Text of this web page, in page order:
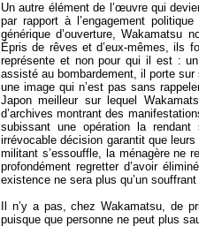
Un autre élément de l’œuvre qui
par rapport à l’engagement
générique d’ouverture, Wakamatsu
Épris de rêves et d’eux-mêmes, ils
représente et non pour qui il est :
assisté au bombardement, il porte sur
une image qui n’est pas sans
Japon meilleur sur lequel
d’archives montrant des
subissant une opération la
irrévocable décision garantit que
militant s’essouffle, la ménagère ne
profondément regretter d’avoir
existence ne sera plus qu’un
Il n’y a pas, chez Wakamatsu, de
puisque que personne ne peut plus